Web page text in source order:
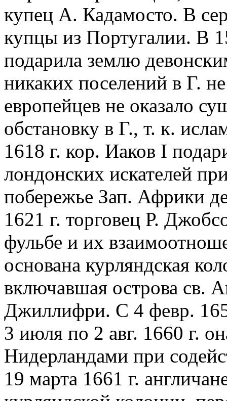
купец А. Кадамосто. В
купцы из Португалии. В
подарила землю
никаких поселений в Г.
европейцев не оказало
обстановку в Г., т. к.
1618 г. кор. Иаков I
лондонских искателей
побережье Зап. Африки
1621 г. торговец Р.
фульбе и их
основана курляндская
включавшая острова св.
Джиллифри. С 4 февр.
3 июля по 2 авг. 1660 г.
Нидерландами при
19 марта 1661 г.